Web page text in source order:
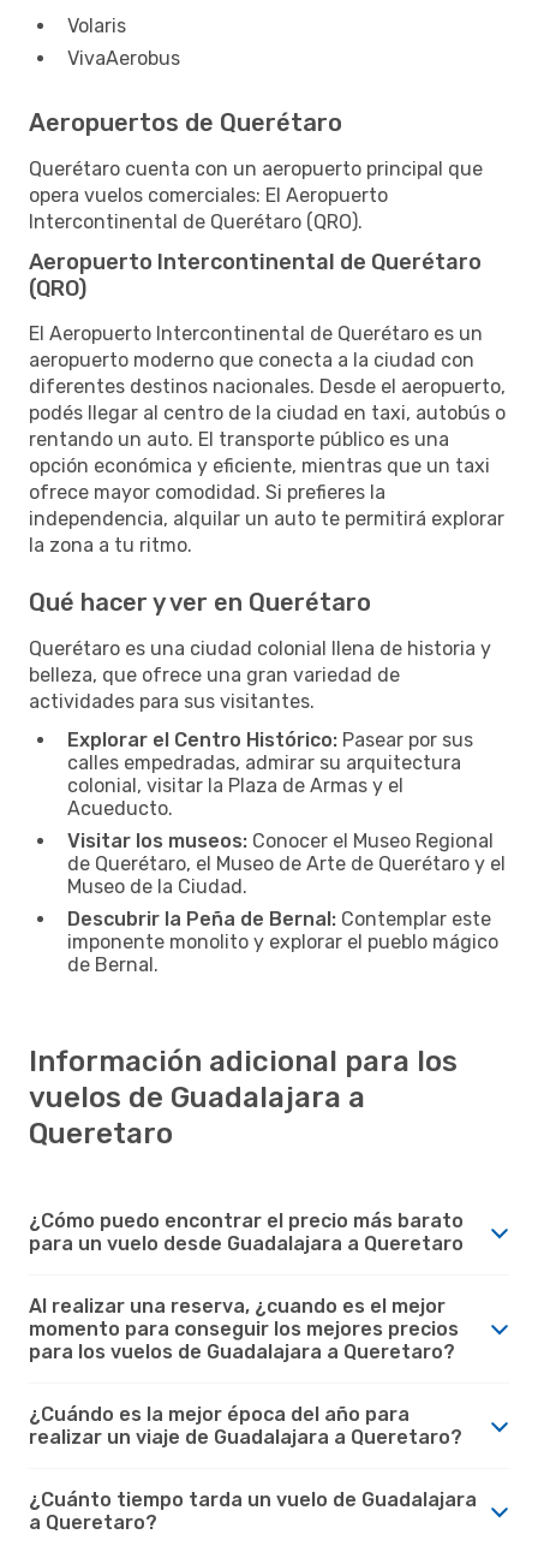
Volaris
VivaAerobus
Aeropuertos de Querétaro
Querétaro cuenta con un aeropuerto principal que
opera vuelos comerciales: El Aeropuerto
Intercontinental de Querétaro (QRO).
Aeropuerto Intercontinental de Querétaro
(QRO)
El Aeropuerto Intercontinental de Querétaro es un
aeropuerto moderno que conecta a la ciudad con
diferentes destinos nacionales. Desde el aeropuerto,
podés llegar al centro de la ciudad en taxi, autobús o
rentando un auto. El transporte público es una
opción económica y eficiente, mientras que un taxi
ofrece mayor comodidad. Si prefieres la
independencia, alquilar un auto te permitirá explorar
la zona a tu ritmo.
Qué hacer y ver en Querétaro
Querétaro es una ciudad colonial llena de historia y
belleza, que ofrece una gran variedad de
actividades para sus visitantes.
Explorar el Centro Histórico: Pasear por sus
calles empedradas, admirar su arquitectura
colonial, visitar la Plaza de Armas y el
Acueducto.
Visitar los museos: Conocer el Museo Regional
de Querétaro, el Museo de Arte de Querétaro y el
Museo de la Ciudad.
Descubrir la Peña de Bernal: Contemplar este
imponente monolito y explorar el pueblo mágico
de Bernal.
Información adicional para los
vuelos de Guadalajara a
Queretaro
¿Cómo puedo encontrar el precio más barato
para un vuelo desde Guadalajara a Queretaro
Al realizar una reserva, ¿cuando es el mejor
momento para conseguir los mejores precios
para los vuelos de Guadalajara a Queretaro?
¿Cuándo es la mejor época del año para
realizar un viaje de Guadalajara a Queretaro?
¿Cuánto tiempo tarda un vuelo de Guadalajara
a Queretaro?